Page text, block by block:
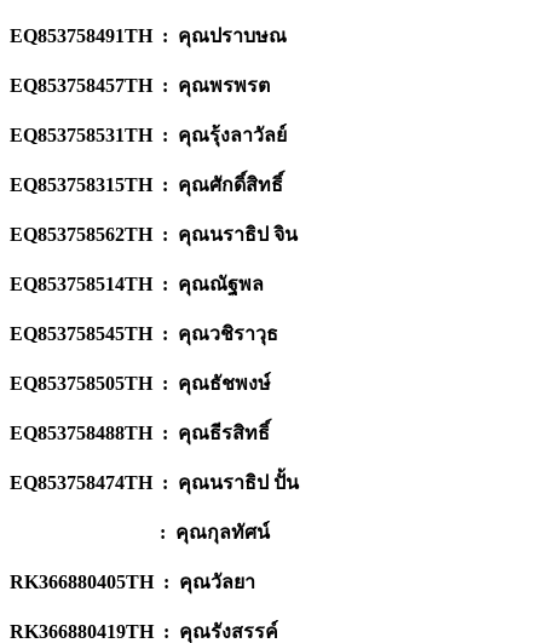
EQ853758491TH : คุณปราบษณ
EQ853758457TH : คุณพรพรต
EQ853758531TH : คุณรุ้งลาวัลย์
EQ853758315TH : คุณศักดิ์สิทธิ์
EQ853758562TH : คุณนราธิป จิน
EQ853758514TH : คุณณัฐพล
EQ853758545TH : คุณวชิราวุธ
EQ853758505TH : คุณธัชพงษ์
EQ853758488TH : คุณธีรสิทธิ์
EQ853758474TH : คุณนราธิป ปั้น
: คุณกุลทัศน์
RK366880405TH : คุณวัลยา
RK366880419TH : คุณรังสรรค์